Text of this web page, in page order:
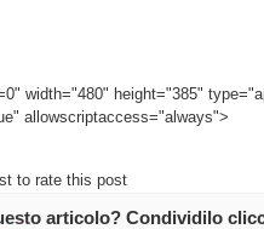
width="480" height="385"
allowscriptaccess="always">
to rate this post
articolo? Condividilo